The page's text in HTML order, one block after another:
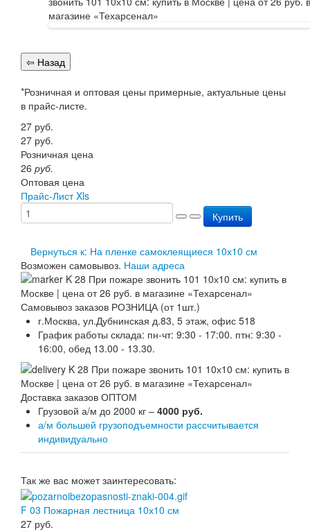
Контакты
Перезарядка
Перезарядка ОП
Перезарядка ОВП
Доставка
Оплата
Гарантии
О нас
Статьи
Публичная оферта
Сертификаты
Вопрос-Ответ
Контакты
*Розничная и оптовая цены примерные, актуальные цены
в прайс-листе.
27 руб.
27 руб.
Розничная цена
26 руб.
Оптовая цена
Прайс-Лист Xls
Купить
Вернуться к: На пленке самоклеящиеся 10х10 см
Возможен самовывоз. Наши адреса
Самовывоз заказов РОЗНИЦА (от 1шт.)
г.Москва, ул.Дубнинская д.83, 5 этаж, офис 518
График работы склада: пн-чт: 9:30 - 17:00. птн: 9:30 -
16:00, обед 13.00 - 13.30.
Доставка заказов ОПТОМ
Грузовой а/м до 2000 кг – 4000 руб.
а/м большей грузоподъемности рассчитывается
индивидуально
Так же вас может заинтересовать:
F 03 Пожарная лестница 10х10 см
27 руб.